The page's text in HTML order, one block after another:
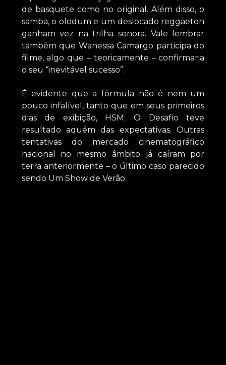
de basquete como no original. Além disso, o
samba, o olodum e um deslocado reggaeton
ganham vez na trilha sonora. Vale lembrar
também que Wanessa Camargo participa do
filme, algo que – teoricamente – confirmaria
o seu “inevitável sucesso”.
É evidente que a fórmula não é nem um
pouco infalível, tanto que em seus primeiros
dias de exibição, HSM: O Desafio teve
resultado aquém das expectativas. Outras
tentativas do mercado cinematográfico
nacional no mesmo âmbito já caíram por
terra anteriormente – o último caso parecido
sendo Um Show de Verão.